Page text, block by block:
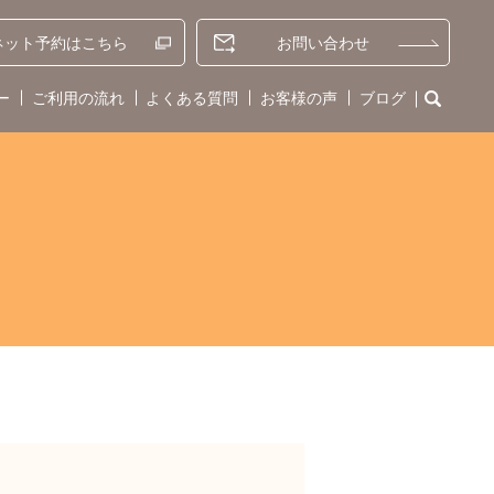
ット予約はこちら お問い合わせ
ご利用の流れ よくある質問 お客様の声 ブログ